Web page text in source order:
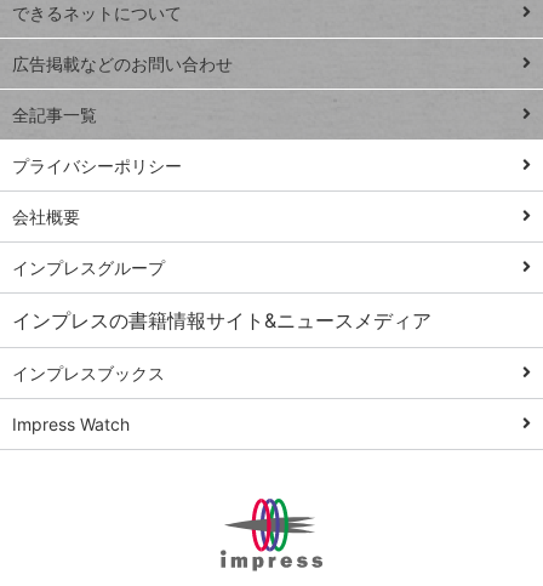
close
閉じ
る
Excel Q&A
トイアンナ流仕
事術
PowerAutomate
ではじめる業務
の完全自動化
AI議事録作成術
Windows 11
Q&A
Teams踏み込み
活用術
Excel講師の仕事
術
できるネットについて
広告掲載などのお問い合わせ
全記事一覧
プライバシーポリシー
会社概要
インプレスグループ
インプレスの書籍情報サイト&ニュースメディア
インプレスブックス
Impress Watch